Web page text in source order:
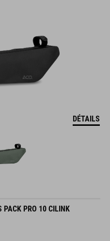
DÉTAILS
PACK PRO 10 CILINK